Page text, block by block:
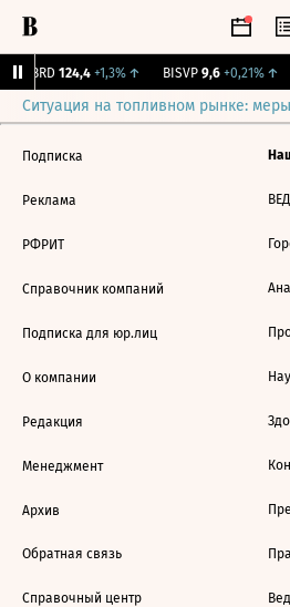
ABRD 124,4 +1,3%↑ BISVP 9,6 +0,21%↑
Ситуация на топливном рынке:
Подписка
Реклама
РФРИТ
Справочник компаний
Подписка для юр.лиц
О компании
Редакция
Менеджмент
Архив
Обратная связь
Справочный центр